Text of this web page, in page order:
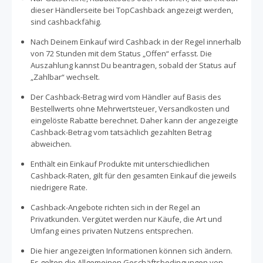
Originalkarton ist wahrlich ein tolles Erlebnis. Für
Zustellungen am selben Tag kümmern sich lokalen
deren Arrangement entsprechend der Richtlinien.
Versende jetzt Blumen mit FloraQueen und spare dabei
bares Geld mit TopCashback.de! n Blumen ausdrücken
möchten.
dieser Händlerseite bei TopCashback angezeigt werden,
sind cashbackfähig.
Nach Deinem Einkauf wird Cashback in der Regel innerhalb
von 72 Stunden mit dem Status „Offen“ erfasst. Die
Auszahlung kannst Du beantragen, sobald der Status auf
„Zahlbar“ wechselt.
Der Cashback-Betrag wird vom Händler auf Basis des
Bestellwerts ohne Mehrwertsteuer, Versandkosten und
eingelöste Rabatte berechnet. Daher kann der angezeigte
Cashback-Betrag vom tatsächlich gezahlten Betrag
abweichen.
Enthält ein Einkauf Produkte mit unterschiedlichen
Cashback-Raten, gilt für den gesamten Einkauf die jeweils
niedrigere Rate.
Cashback-Angebote richten sich in der Regel an
Privatkunden. Vergütet werden nur Käufe, die Art und
Umfang eines privaten Nutzens entsprechen.
Die hier angezeigten Informationen können sich ändern.